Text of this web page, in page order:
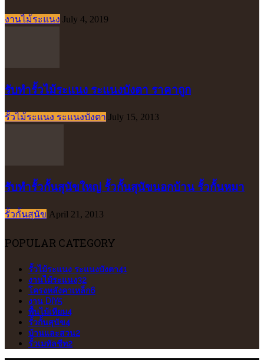
งานไม้ระแนง July 4, 2019
รับทำรั้วไม้ระแนง ระแนงบังตา ราคาถูก
รั้วไม้ระแนง ระแนงบังตา July 15, 2013
รับทำรั้วกั้นสุนัขใหญ่ รั้วกั้นสุนัขนอกบ้าน รั้วกั้นหมา
รั้วกั้นสุนัข April 21, 2013
POPULAR CATEGORY
รั้วไม้ระแนง ระแนงบังตา41
งานไม้ระแนง32
โครงหลังคาเหล็ก6
งาน DIY5
พื้นไม้เทียม4
รั้วกั้นสุนัข4
บ้านและสวน2
รั้วเมทัลชีท2